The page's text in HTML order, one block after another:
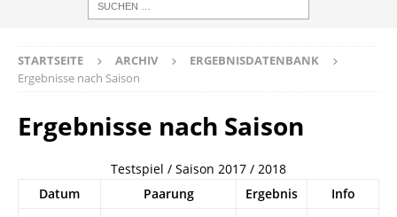
STARTSEITE ARCHIV
ERGEBNISDATENBANK
Ergebnisse nach Saison
Ergebnisse nach Saison
Testspiel / Saison 2017 / 2018
Datum
Paarung Ergebnis
Info